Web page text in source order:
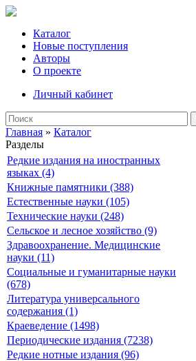
Каталог
Новые поступления
Авторы
О проекте
Личный кабинет
Главная » Каталог
Разделы
Редкие издания на иностранных
языках (4)
Книжные памятники (388)
Естественные науки (105)
Технические науки (248)
Сельское и лесное хозяйство (9)
Здравоохранение. Медицинские
науки (11)
Социальные и гуманитарные науки
(678)
Литература универсального
содержания (1)
Краеведение (1498)
Периодические издания (7238)
Редкие нотные издания (96)